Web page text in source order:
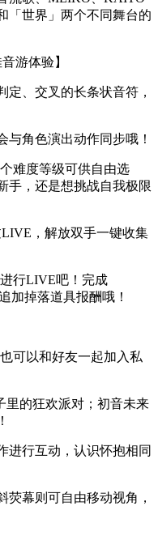
「世界」两个不同舞台的
游体验】
定、交叉的长条状音符，
与角色演出动作同步哦！
难度等级可供自由选
手，还是想挑战自我极限
，解放双手一键收集
行LIVE吧！完成
加掉落道具报酬哦！
可以和好友一起加入私
里的狂欢派对；初音未来
进行互动，认识怀抱相同
荧幕则可自由移动视角，